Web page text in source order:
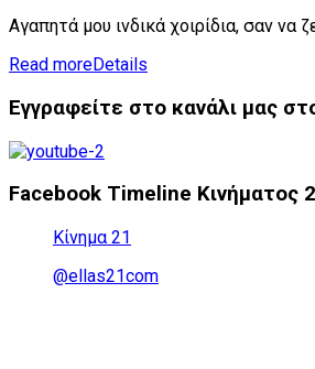
Αγαπητά μου ινδικά χοιρίδια, σαν να
Read moreDetails
Εγγραφείτε στο κανάλι μας
Facebook Timeline Κινήματος
Κίνημα 21
@ellas21com